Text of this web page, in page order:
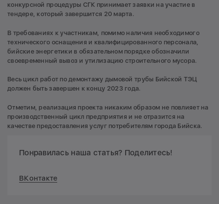
конкурсной процедуры СГК принимает заявки на участие в
тендере, который завершится 20 марта.
В требованиях к участникам, помимо наличия необходимого
технического оснащения и квалифицированного персонала,
бийские энергетики в обязательном порядке обозначили
своевременный вывоз и утилизацию строительного мусора.
Весь цикл работ по демонтажу дымовой трубы Бийской ТЭЦ
должен быть завершен к концу 2023 года.
Отметим, реализация проекта никаким образом не повлияет на
производственный цикл предприятия и не отразится на
качестве предоставления услуг потребителям города Бийска.
Понравилась наша статья? Поделитесь!
ВКонтакте